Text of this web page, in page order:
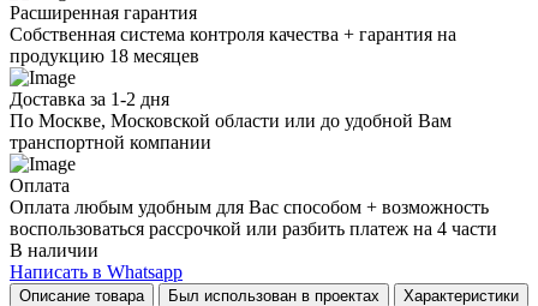
Расширенная гарантия
Собственная система контроля качества + гарантия на
продукцию 18 месяцев
Доставка за 1-2 дня
По Москве, Московской области или до удобной Вам
транспортной компании
Оплата
Оплата любым удобным для Вас способом + возможность
воспользоваться рассрочкой или разбить платеж на 4 части
В наличии
Написать в Whatsapp
Описание товара Был использован в проектах Характеристики